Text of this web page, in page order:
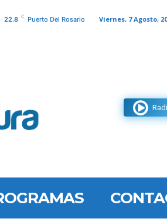
22.8 C Puerto Del Rosario Viernes, 7 Agosto,